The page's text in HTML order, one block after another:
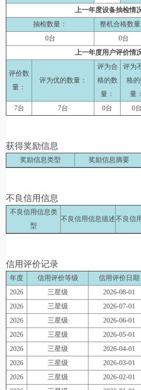
上一年度设备抽检情
抽检数量：
整机合格数量
0台
0台
上一年度用户评价情
评价数
量：
评为优的数量：
评为合
格的数
量：
评为
格的
量：
7台 7台 0台 0台
获得奖励信息
奖励信息类型 奖励信息摘要
不良信用信息
不良信用信息类
型
不良信用信息描述不良信
信用评价记录
年度 信用评价等级 信用评价日期
2026
三星级 2026-08-01
2026
三星级 2026-07-01
2026
三星级 2026-06-01
2026
三星级 2026-05-01
2026
三星级 2026-04-01
2026
三星级 2026-03-01
2026
三星级 2026-02-01